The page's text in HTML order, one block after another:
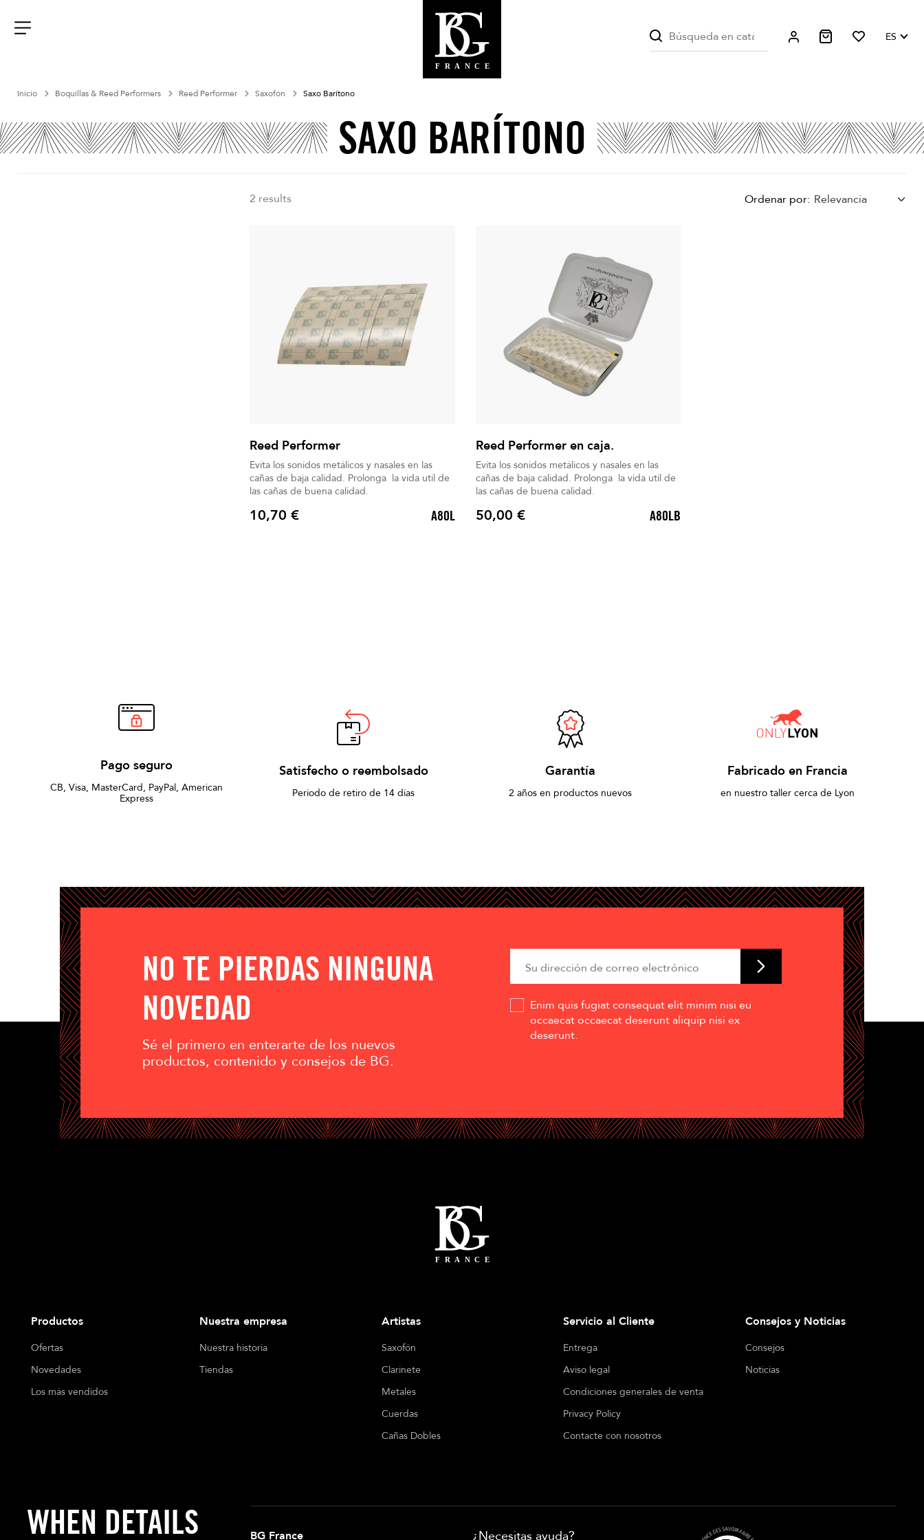
contenu
ES
Inicio Boquillas & Reed Performers Reed Performer Saxofón Saxo Barítono
SAXO BARÍTONO
2 results Ordenar por: Relevancia
Reed Performer
Evita los sonidos metálicos y nasales en las
cañas de baja calidad. Prolonga la vida util de
las cañas de buena calidad.
Precio
10,70 € A80L
Reed Performer en caja.
Evita los sonidos metálicos y nasales en las
cañas de baja calidad. Prolonga la vida util de
las cañas de buena calidad.
Precio
50,00 € A80LB
Pago seguro
CB, Visa, MasterCard, PayPal, American
Express
Satisfecho o reembolsado
Periodo de retiro de 14 días
Garantía
2 años en productos nuevos
Fabricado en Francia
en nuestro taller cerca de Lyon
NO TE PIERDAS NINGUNA
NOVEDAD
Sé el primero en enterarte de los nuevos
productos, contenido y consejos de BG.
Enim quis fugiat consequat elit minim nisi eu
occaecat occaecat deserunt aliquip nisi ex
deserunt.
Productos
Ofertas
Novedades
Los más vendidos
Nuestra empresa
Nuestra historia
Tiendas
Artistas
Saxofón
Clarinete
Metales
Cuerdas
Cañas Dobles
Servicio al Cliente
Entrega
Aviso legal
Condiciones generales de venta
Privacy Policy
Contacte con nosotros
Consejos y Noticias
Consejos
Noticias
WHEN DETAILS
BG France ¿Necesitas ayuda?